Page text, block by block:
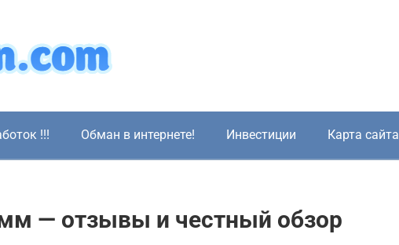
!!! Обман в интернете! Инвестиции Карта сайта
— отзывы и честный обзор